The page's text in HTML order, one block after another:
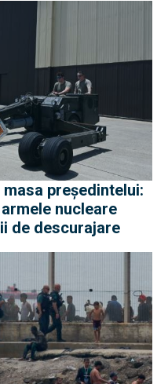
preşedintelui:
nucleare
de descurajare